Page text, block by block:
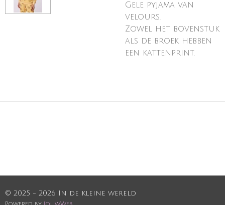
Gele pyjama van
velours.
Zowel het bovenstuk
als de broek hebben
een kattenprint.
© 2025 - 2026 In de kleine wereld